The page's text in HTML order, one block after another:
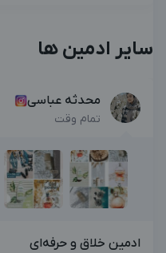
سایر ادمین ها
محدثه عباسی
تمام وقت
ادمین خلاق و حرفه‌ای